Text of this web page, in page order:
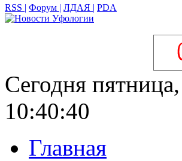
RSS | Форум | ЛДАЯ | PDA
Сегодня
10:40:41
Главная